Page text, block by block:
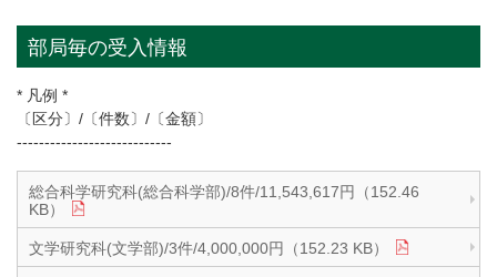
部局毎の受入情報
* 凡例 *
〔区分〕/〔件数〕/〔金額〕
----------------------------
総合科学研究科(総合科学部)/8件/11,543,617円（152.46
KB）
文学研究科(文学部)/3件/4,000,000円（152.23 KB）